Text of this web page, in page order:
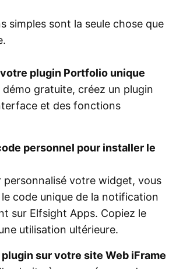
simples sont la seule chose que
plugin Portfolio unique
gratuite, créez un plugin
et des fonctions
personnel pour installer le
personnalisé votre widget, vous
code unique de la notification
sur Elfsight Apps. Copiez le
utilisation ultérieure.
sur votre site Web iFrame